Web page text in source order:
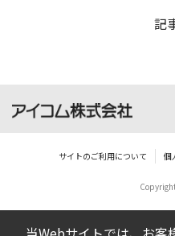
記
サイトのご利用について 個